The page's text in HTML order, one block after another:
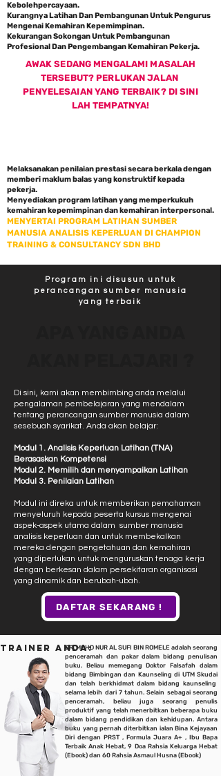
Kebolehpercayaan.
Kurangnya Latihan Dan Pembangunan Untuk Pengurus
Mengenai Kemahiran Kepemimpinan.
Kekurangan Sokongan Untuk Pembangunan
Profesional Dan Pengembangan Kemahiran Pekerja.
AWAK SEDANG MENGALAMI MASALAH
TERSEBUT? PERLUKAN JALAN
PENYELESAIAN YANG TERBAIK? DI SINI
LAH TEMPATNYA!
Melaksanakan penilaian prestasi secara berkala dengan
memberi maklum balas yang konstruktif kepada
pekerja.
Menyediakan program latihan yang memperkukuh
kemahiran kepemimpinan dan kemahiran interpersonal.
MENYERTAI PROGRAM LATIHAN SUMBER
MANUSIA ANALISIS KEPERLUAN DI CHAMPION
TRAINING & CONSULTANCY SDN BHD
Program ini disusun untuk
perancangan sumber manusia
yang terbaik
Di sini, kami akan membimbing anda melalui
pengalaman pembelajaran yang mendalam
tentang perancangan sumber manusia dalam
sesebuah syarikat. Anda akan belajar:
Modul 1. Analisis Keperluan Latihan (TNA)
Berasaskan Kompetensi
Modul 2. Memilih dan menyampaikan Latihan
Modul 3. Penilaian Latihan
Modul ini direka untuk memberikan pemahaman
menyeluruh kepada peserta kursus mengenai
aspek-aspek utama dalam sumber manusia
analisis keperluan dan untuk membekalkan
mereka dengan pengetahuan dan kemahiran
yang diperlukan untuk menguruskan tenaga kerja
dengan berkesan dalam persekitaran organisasi
yang dinamik dan berubah-ubah.
DAFTAR SEKARANG !
TRAINER ANDA:DR. MOHD NUR AL SUFI BIN ROMELE adalah seorang
penceramah dan pakar dalam bidang penulisan
buku. Beliau memegang Doktor Falsafah dalam
bidang Bimbingan dan Kaunseling di UTM Skudai
dan telah berkhidmat dalam bidang kaunseling
selama lebih dari 7 tahun. Selain sebagai seorang
penceramah, beliau juga seorang penulis
produktif yang telah menerbitkan beberapa buku
dalam bidang pendidikan dan kehidupan. Antara
buku yang pernah diterbitkan ialan Bina Kejayaan
Diri dengan PRST , Formula Juara A+ , Ibu Bapa
Terbaik Anak Hebat, 9 Doa Rahsia Keluarga Hebat
(Ebook) dan 60 Rahsia Asmaul Husna (Ebook)